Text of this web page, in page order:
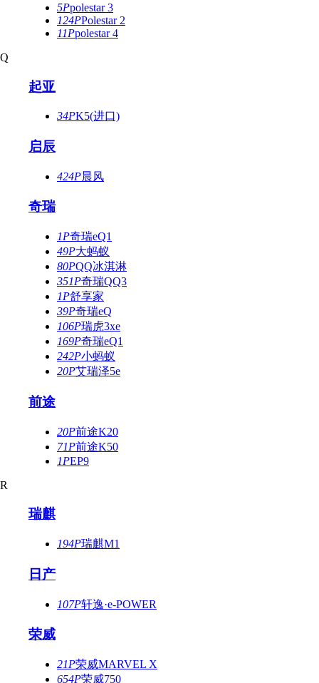
5Ppolestar 3
124PPolestar 2
11Ppolestar 4
Q
起亚
34PK5(进口)
启辰
424P晨风
奇瑞
1P奇瑞eQ1
49P大蚂蚁
80PQQ冰淇淋
351P奇瑞QQ3
1P舒享家
39P奇瑞eQ
106P瑞虎3xe
169P奇瑞eQ1
242P小蚂蚁
20P艾瑞泽5e
前途
20P前途K20
71P前途K50
1PEP9
R
瑞麒
194P瑞麒M1
日产
107P轩逸·e-POWER
荣威
21P荣威MARVEL X
654P荣威750